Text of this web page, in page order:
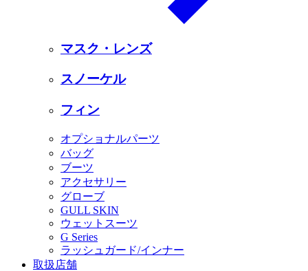
マスク・レンズ
スノーケル
フィン
オプショナルパーツ
バッグ
ブーツ
アクセサリー
グローブ
GULL SKIN
ウェットスーツ
G Series
ラッシュガード/インナー
取扱店舗